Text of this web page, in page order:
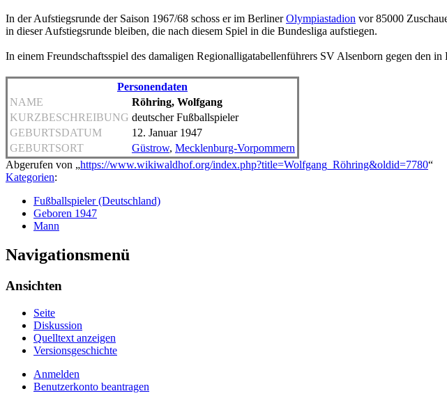
In der Aufstiegsrunde der Saison 1967/68 schoss er im BerlinerOlympiastadion vor 85000
in dieser Aufstiegsrunde bleiben, die nach diesem Spiel in die Bundesliga aufstiegen.
In einem Freundschaftsspiel des damaligen Regionalligatabellenführers SV Alsenborn gegen den in
Personendaten
NAME
Röhring, Wolfgang
KURZBESCHREIBUNG deutscher Fußballspieler
GEBURTSDATUM
12. Januar 1947
GEBURTSORT
Güstrow, Mecklenburg-Vorpommern
Abgerufen von „https://www.wikiwaldhof.org/index.php?title=Wolfgang_Röhring&oldid=7780“
Kategorien:
Fußballspieler (Deutschland)
Geboren 1947
Mann
Navigationsmenü
Ansichten
Seite
Diskussion
Quelltext anzeigen
Versionsgeschichte
Anmelden
Benutzerkonto beantragen